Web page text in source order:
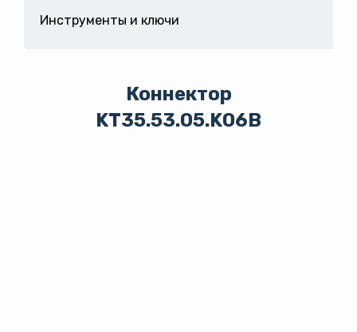
Инструменты и ключи
Коннектор
KT35.53.05.K06B